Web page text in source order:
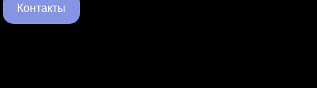
Контакты